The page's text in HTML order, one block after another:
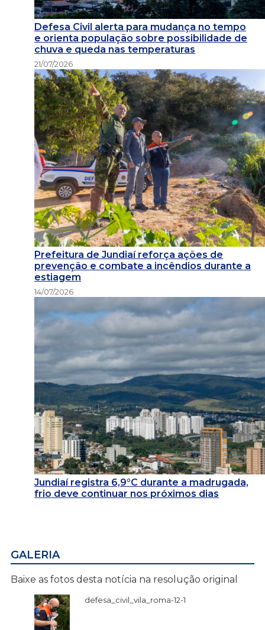
Defesa Civil alerta para mudança no tempo
e orienta população sobre possibilidade de
chuva e queda nas temperaturas
21/07/2026
Prefeitura de Jundiaí reforça ações de
prevenção e combate a incêndios durante a
estiagem
14/07/2026
Jundiaí registra 6,9°C durante a madrugada,
frio deve continuar nos próximos dias
GALERIA
Baixe as fotos desta notícia na resolução original
defesa_civil_vila_roma-12-1